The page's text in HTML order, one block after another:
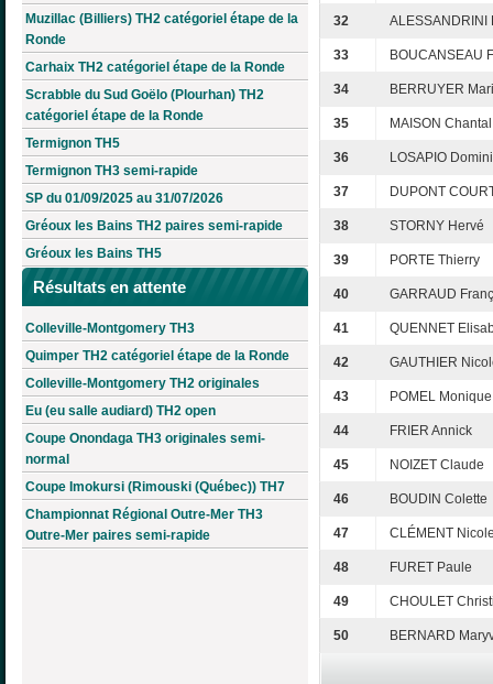
Muzillac (Billiers) TH2 catégoriel étape de la
Ronde
Carhaix TH2 catégoriel étape de la Ronde
Scrabble du Sud Goëlo (Plourhan) TH2
catégoriel étape de la Ronde
Termignon TH5
Termignon TH3 semi-rapide
SP du 01/09/2025 au 31/07/2026
Gréoux les Bains TH2 paires semi-rapide
Gréoux les Bains TH5
Résultats en attente
Colleville-Montgomery TH3
Quimper TH2 catégoriel étape de la Ronde
Colleville-Montgomery TH2 originales
Eu (eu salle audiard) TH2 open
Coupe Onondaga TH3 originales semi-
normal
Coupe Imokursi (Rimouski (Québec)) TH7
Championnat Régional Outre-Mer TH3
Outre-Mer paires semi-rapide
32 ALESSANDRINI
33 BOUCANSEAU
34 BERRUYER
35 MAISON Chantal
36 LOSAPIO
37 DUPONT
38 STORNY Hervé
39 PORTE Thierry
40 GARRAUD
41 QUENNET
42 GAUTHIER
43 POMEL Monique
44 FRIER Annick
45 NOIZET Claude
46 BOUDIN Colette
47 CLÉMENT
48 FURET Paule
49 CHOULET
50 BERNARD